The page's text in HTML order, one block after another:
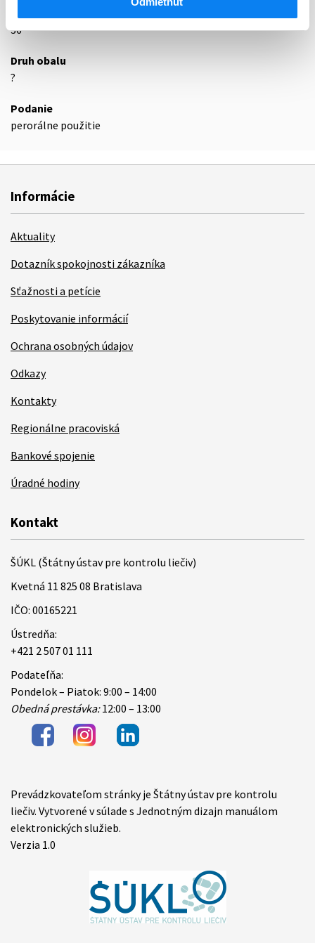
36
Druh obalu
?
Podanie
perorálne použitie
Informácie
Aktuality
Dotazník spokojnosti zákazníka
Sťažnosti a petície
Poskytovanie informácií
Ochrana osobných údajov
Odkazy
Kontakty
Regionálne pracoviská
Bankové spojenie
Úradné hodiny
Kontakt
ŠÚKL (Štátny ústav pre kontrolu liečiv)
Kvetná 11 825 08 Bratislava
IČO: 00165221
Ústredňa:
+421 2 507 01 111
Podateľňa:
Pondelok – Piatok: 9:00 – 14:00
Obedná prestávka:12:00 – 13:00
Items
Prevádzkovateľom stránky je Štátny ústav pre kontrolu
liečiv. Vytvorené v súlade s Jednotným dizajn manuálom
elektronických služieb.
Verzia 1.0